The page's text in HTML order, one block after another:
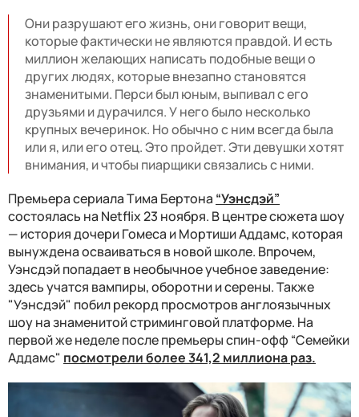
Они разрушают его жизнь, они говорит вещи,
которые фактически не являются правдой. И есть
миллион желающих написать подобные вещи о
других людях, которые внезапно становятся
знаменитыми. Перси был юным, выпивал с его
друзьями и дурачился. У него было несколько
крупных вечеринок. Но обычно с ним всегда была
или я, или его отец. Это пройдет. Эти девушки хотят
внимания, и чтобы пиарщики связались с ними.
Премьера сериала Тима Бертона “Уэнсдэй”
состоялась на Netflix 23 ноября. В центре сюжета шоу
— история дочери Гомеса и Мортиши Аддамс, которая
вынуждена осваиваться в новой школе. Впрочем,
Уэнсдэй попадает в необычное учебное заведение:
здесь учатся вампиры, оборотни и серены. Также
"Уэнсдэй" побил рекорд просмотров англоязычных
шоу на знаменитой стриминговой платформе. На
первой же неделе после премьеры спин-офф “Семейки
Аддамс" посмотрели более 341,2 миллиона раз.